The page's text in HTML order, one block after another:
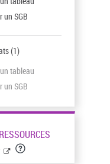
un SGB
(1)
tableau
un SGB